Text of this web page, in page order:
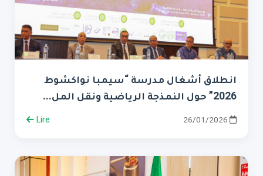
انطلاق أشغال مدرسة “سيمبا نواكشوط
2026” حول النمذجة الرياضية ونقل المل...
26/01/2026
Lire